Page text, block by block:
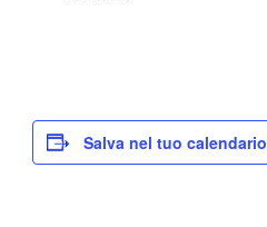
Salva nel tuo calendario